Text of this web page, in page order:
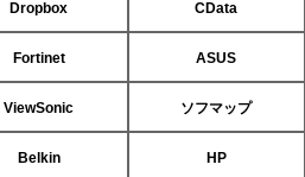
Dropbox CData
Fortinet ASUS
ViewSonic ソフマップ
Belkin HP